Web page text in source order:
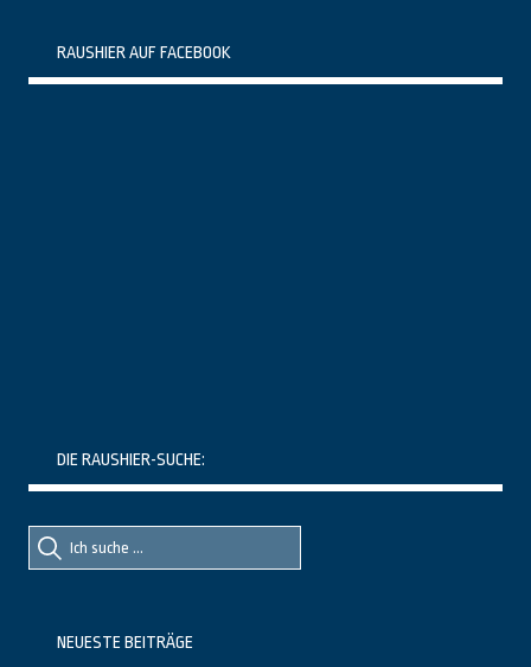
RAUSHIER AUF FACEBOOK
DIE RAUSHIER-SUCHE:
Suche
nach::
Suche
nach:
NEUESTE BEITRÄGE